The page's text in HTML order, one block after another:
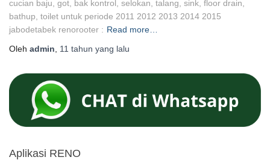
cucian baju, got, bak kontrol, selokan, talang, sink, floor drain,
bathup, toilet untuk periode 2011 2012 2013 2014 2015
jabodetabek renorooter : Read more…
Oleh admin 11 tahun yang lalu
Aplikasi RENO